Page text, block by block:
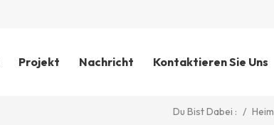
Projekt Nachricht Kontaktieren Sie Uns
Du Bist Dabei : / Heim